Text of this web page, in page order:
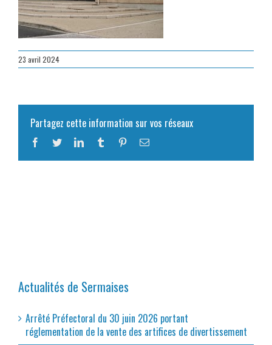
23 avril 2024
Partagez cette information sur vos réseaux
Facebook
TwitterLinkedInTumblr PinterestEmail
Actualités de Sermaises
Arrêté Préfectoral du 30 juin 2026 portant
réglementation de la vente des artifices de divertissement